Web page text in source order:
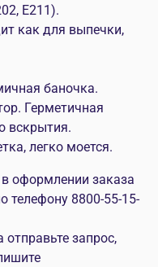
Е211).
как для выпечки,
баночка.
Герметичная
вскрытия.
легко моется.
заказа
телефону 8800-55-15-
запрос,